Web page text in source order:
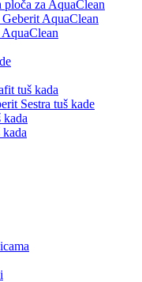
za AquaClean
AquaClean
tuš kada
Sestra tuš kade
kada